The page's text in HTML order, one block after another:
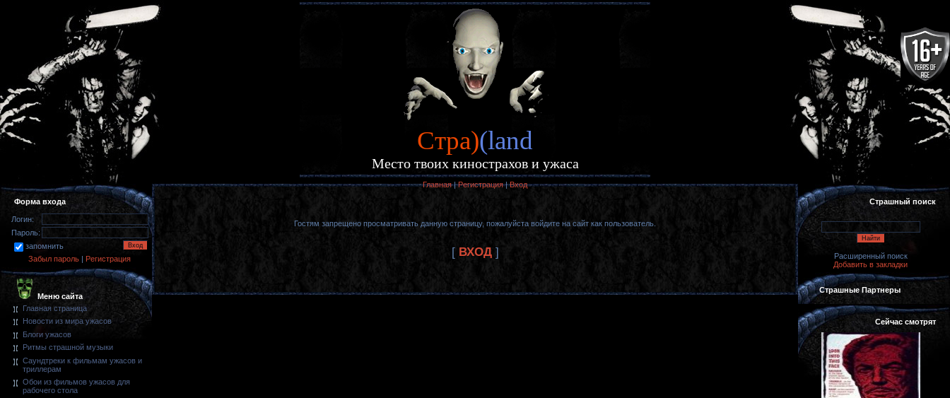
Cтра)(land
Место твоих кинострахов и ужаса
Главная|Регистрация|Вход
Форма входа
Логин:
Пароль:
запомнить
Забыл пароль | Регистрация
Меню сайта
Главная страница
Новости из мира ужасов
Блоги ужасов
Ритмы страшной музыки
Саундтреки к фильмам ужасов и
триллерам
Обои из фильмов ужасов для
рабочего стола
Гостям запрещено просматривать данную страницу, пожалуйста войдите на сайт как пользователь.
[ ВХОД]
Страшный поиск
Расширенный поиск
Добавить в закладки
Страшные Партнеры
Сейчас смотрят